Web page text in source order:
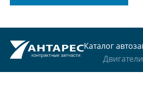
Каталог
Двигатели